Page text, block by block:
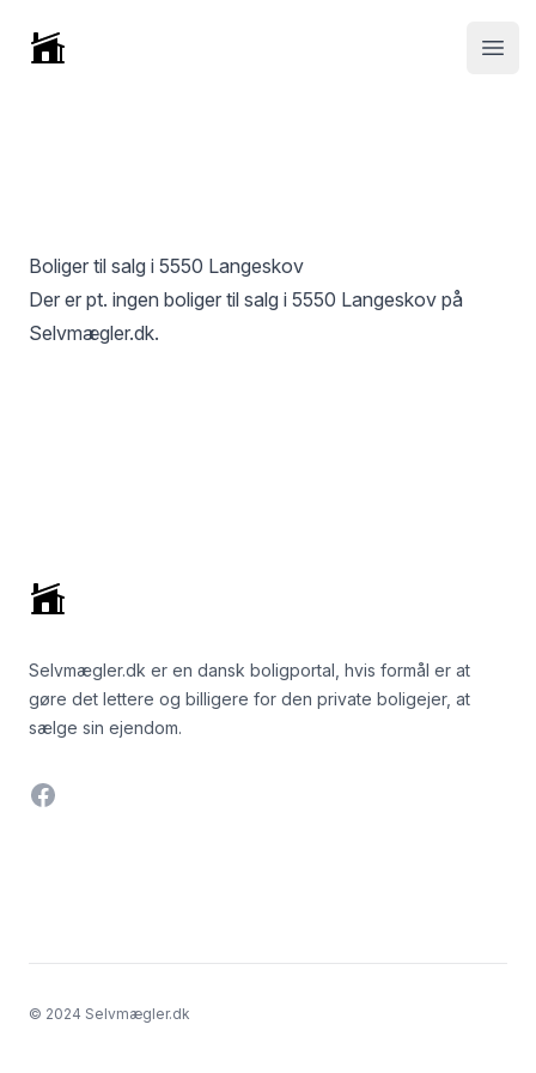
Selvmægler
Boliger til salg i 5550 Langeskov
Der er pt. ingen boliger til salg i 5550 Langeskov på
Selvmægler.dk.
Selvmægler.dk er en dansk boligportal, hvis formål er at
gøre det lettere og billigere for den private boligejer, at
sælge sin ejendom.
Facebook
© 2024 Selvmægler.dk